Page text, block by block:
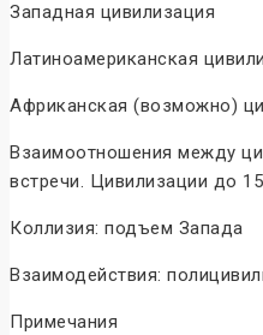
Западная цивилизация
Латиноамериканская
Африканская (возможно)
Взаимоотношения между
встречи. Цивилизации до
Коллизия: подъем Запада
Взаимодействия:
Примечания